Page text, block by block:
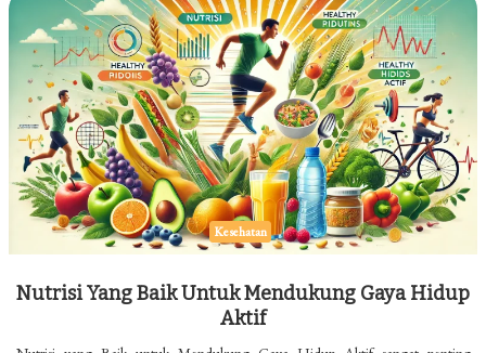
Yang
Optimal
Kesehatan
Nutrisi Yang Baik Untuk Mendukung Gaya Hidup
Aktif